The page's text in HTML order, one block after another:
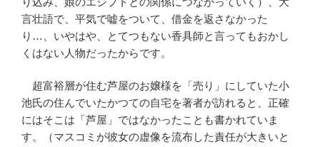
言壮語で、平気で嘘をついて、借金を返さなかった
り…、いやはや、とてつもない香具師と言ってもおかし
くはない人物だったからです。
超富裕層が住む芦屋のお嬢様を「売り」にしていた小
池氏の住んでいたかつての自宅を著者が訪れると、正確
にはそこは「芦屋」ではなかったことも書かれていま
す。（マスコミが彼女の虚像を流布した責任が大きいと